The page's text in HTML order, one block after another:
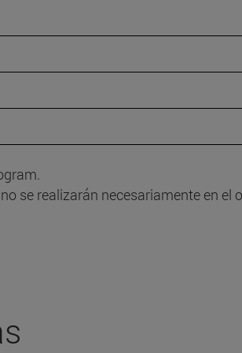
se realizarán necesariamente en el